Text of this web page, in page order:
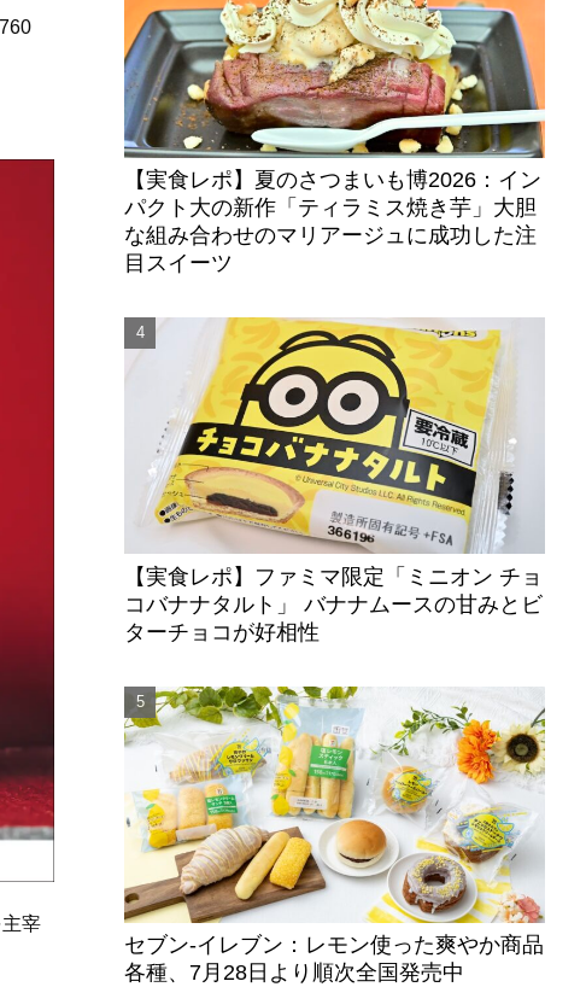
宰
【実食レポ】夏のさつまいも博2026：イン
パクト大の新作「ティラミス焼き芋」大胆
な組み合わせのマリアージュに成功した注
目スイーツ
【実食レポ】ファミマ限定「ミニオン チョ
コバナナタルト」 バナナムースの甘みとビ
ターチョコが好相性
セブン‐イレブン：レモン使った爽やか商品
各種、7月28日より順次全国発売中